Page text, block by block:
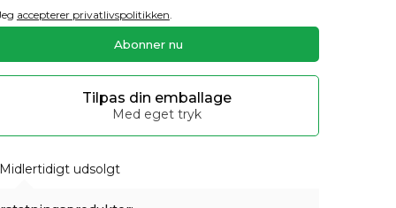
accepterer privatlivspolitikken.
Tilpas din emballage
Med eget tryk
udsolgt